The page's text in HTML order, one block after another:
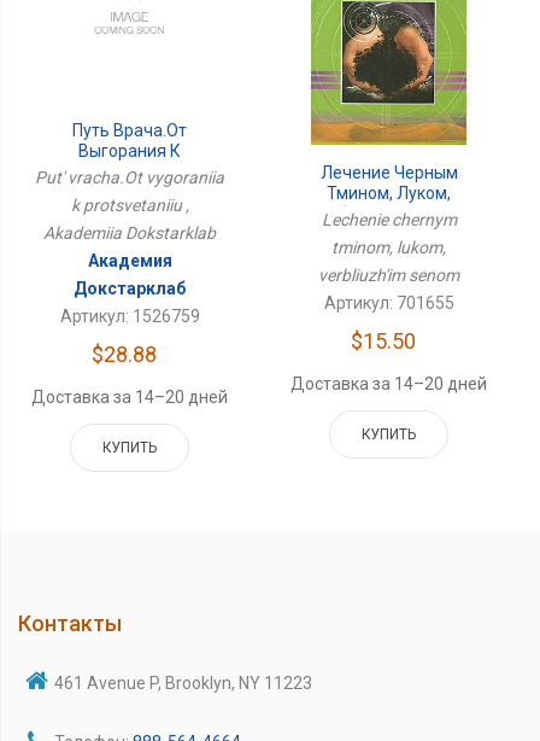
Путь Врача.От
Выгорания К
Процветанию
Put' vracha.Ot vygoraniia
k protsvetaniiu ,
Akademiia Dokstarklab
Академия
Докстарклаб
Артикул: 1526759
$28.88
Доставка за 14–20 дней
КУПИТЬ
Лечение Черным
Тмином, Луком,
Верблюжьим Сеном
Lechenie chernym
tminom, lukom,
verbliuzh'im senom
Артикул: 701655
$15.50
Доставка за 14–20 дней
КУПИТЬ
Контакты
461 Avenue P, Brooklyn, NY 11223